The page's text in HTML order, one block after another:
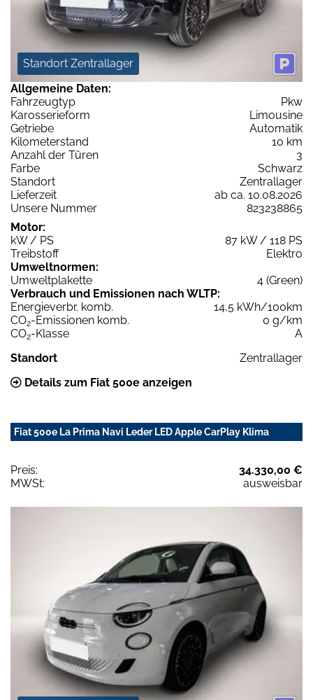
Standort Zentrallager
Allgemeine Daten:
Fahrzeugtyp
Pkw
Karosserieform
Limousine
Getriebe
Automatik
Kilometerstand
10 km
Anzahl der Türen
3
Farbe
Schwarz
Standort
Zentrallager
Lieferzeit
ab ca. 10.08.2026
Unsere Nummer
823238865
Motor:
kW / PS
87 kW / 118 PS
Treibstoff
Elektro
Umweltnormen:
Umweltplakette
4 (Green)
Verbrauch und Emissionen nach WLTP:
Energieverbr. komb.
14,5 kWh/100km
CO2-Emissionen komb.
0 g/km
CO2-Klasse
A
Standort
Zentrallager
Details zum Fiat 500e anzeigen
Fiat 500e La Prima Navi Leder LED Apple CarPlay Klima
Preis:
34.330,00 €
MWSt:
ausweisbar